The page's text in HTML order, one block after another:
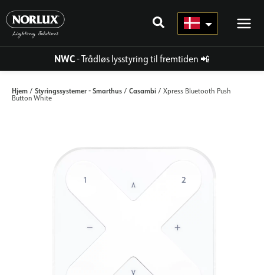
indhold
NWC- Trådløs lysstyring til fremtiden 📲
Hjem / Styringssystemer - Smarthus / Casambi / Xpress Bluetooth Push
Button White